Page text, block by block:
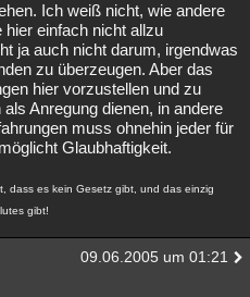
Ich weiß nicht, wie andere
einfach nicht allzu
ja auch nicht darum, irgendwas
zu überzeugen. Aber das
hier vorzustellen und zu
Anregung dienen, in andere
muss ohnehin jeder für
Glaubhaftigkeit.
dass es kein Gesetz gibt, und das einzig
gibt!
09.06.2005 um 01:21